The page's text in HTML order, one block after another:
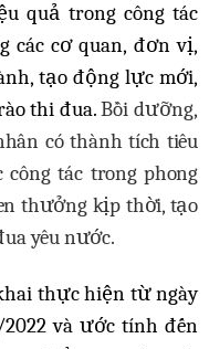
quả trong công tác
các cơ quan, đơn vị,
tạo động lực mới,
thi đua.Bồi dưỡng,
cóthành tích tiêu
công tác trong phong
thưởng kịp thời, tạo
yêu nước.
thực hiện từ ngày
2022 và ước tính đến